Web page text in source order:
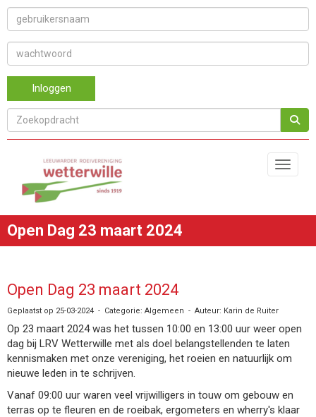
Inloggen
Open Dag 23 maart 2024
Open Dag 23 maart 2024
Geplaatst op 25-03-2024 - Categorie: Algemeen - Auteur: Karin de Ruiter
Op 23 maart 2024 was het tussen 10:00 en 13:00 uur weer open
dag bij LRV Wetterwille met als doel belangstellenden te laten
kennismaken met onze vereniging, het roeien en natuurlijk om
nieuwe leden in te schrijven.
Vanaf 09:00 uur waren veel vrijwilligers in touw om gebouw en
terras op te fleuren en de roeibak, ergometers en wherry's klaar